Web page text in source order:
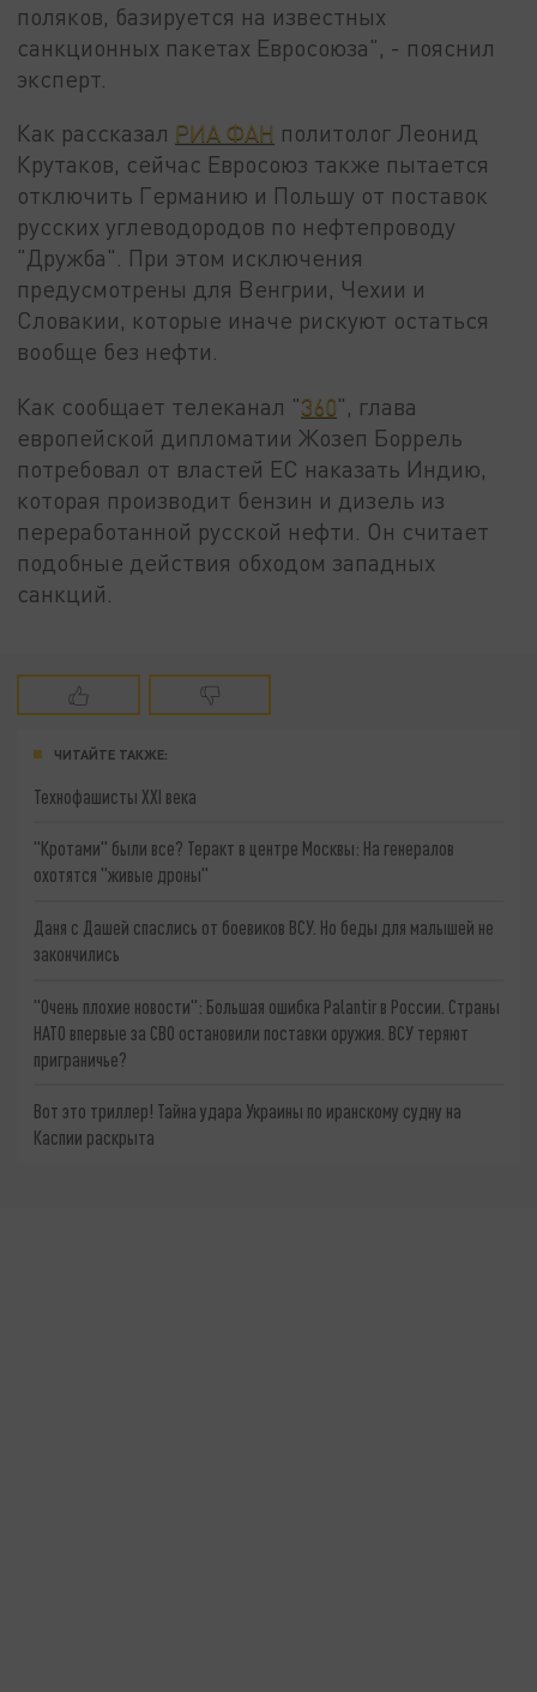
поляков, базируется на известных
санкционных пакетах Евросоюза", - пояснил
эксперт.
Как рассказал РИА ФАН политолог Леонид
Крутаков, сейчас Евросоюз также пытается
отключить Германию и Польшу от поставок
русских углеводородов по нефтепроводу
"Дружба". При этом исключения
предусмотрены для Венгрии, Чехии и
Словакии, которые иначе рискуют остаться
вообще без нефти.
Как сообщает телеканал "360", глава
европейской дипломатии Жозеп Боррель
потребовал от властей ЕС наказать Индию,
которая производит бензин и дизель из
переработанной русской нефти. Он считает
подобные действия обходом западных
санкций.
ЧИТАЙТЕ ТАКЖЕ:
Технофашисты XXI века
"Кротами" были все? Теракт в центре Москвы: На генералов
охотятся "живые дроны"
Даня с Дашей спаслись от боевиков ВСУ. Но беды для малышей не
закончились
"Очень плохие новости": Большая ошибка Palantir в России. Страны
НАТО впервые за СВО остановили поставки оружия. ВСУ теряют
приграничье?
Вот это триллер! Тайна удара Украины по иранскому судну на
Каспии раскрыта